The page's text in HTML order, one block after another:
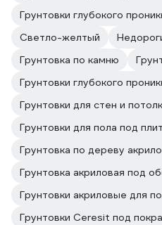
Грунтовки глубокого
Светло-желтый
Грунтовка по камню
Грунтовки глубокого
Грунтовки для стен и
Грунтовки для пола под
Грунтовка по дереву
Грунтовка акриловая под
Грунтовки акриловые для
Грунтовки Ceresit под